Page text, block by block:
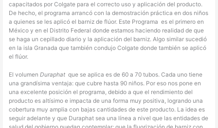
capacitados por Colgate para el correcto uso y aplicación del producto.
De hecho, el programa arrancó con la demostración práctica en dos niños
a quienes se les aplicó el barniz de flúor. Este Programa es el primero en
México y en el Distrito Federal donde estamos haciendo realidad de que
se haga un cepillado diario y la aplicación del barniz. Algo similar sucedió
en la isla Granada que también condujo Colgate donde también se aplicó
el flúor.
El volumenDuraphat que se aplica es de 60 a 70 tubos. Cada uno tiene
una grandísima ventaja: que cubre hasta 90 niños. Por eso nos pone en
una excelente posición el programa, debido a que el rendimiento del
producto es altísimo e impacta de una forma muy positiva, logrando una
cobertura muy amplia con bajas cantidades de este producto. La idea es
seguir adelante y que Duraphat sea una línea a nivel que las entidades de